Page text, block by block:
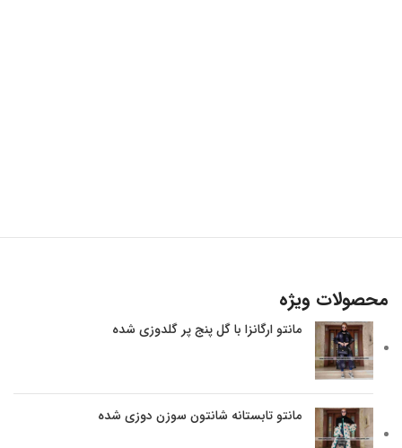
محصولات ویژه
مانتو ارگانزا با گل پنج پر گلدوزی شده
مانتو تابستانه شانتون سوزن دوزی شده